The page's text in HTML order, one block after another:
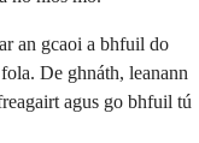
an gcaoi a bhfuil do
De ghnáth, leanann
agus go bhfuil tú